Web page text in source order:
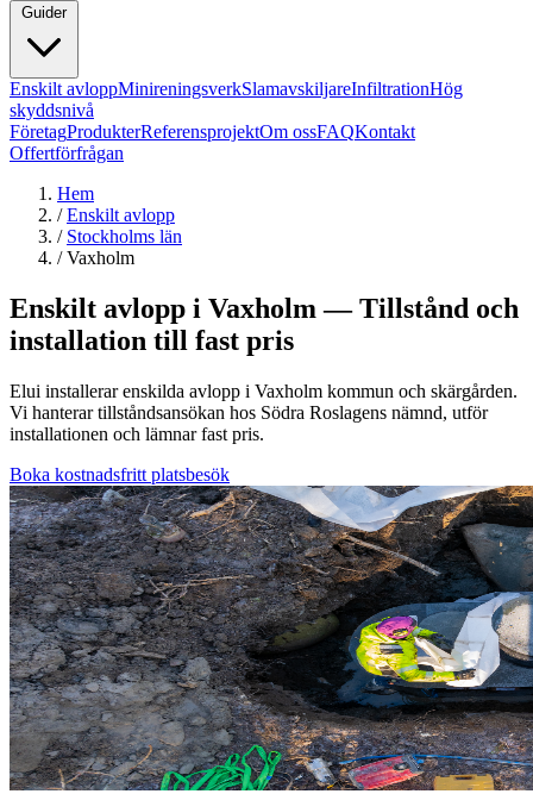
Guider
Enskilt avloppMinireningsverkSlamavskiljareInfiltrationHög
skyddsnivå
FöretagProdukterReferensprojektOm ossFAQKontakt
Offertförfrågan
Hem
/ Enskilt avlopp
/ Stockholms län
/ Vaxholm
Enskilt avlopp i Vaxholm — Tillstånd och
installation till fast pris
Elui installerar enskilda avlopp i Vaxholm kommun och skärgården.
Vi hanterar tillståndsansökan hos Södra Roslagens nämnd, utför
installationen och lämnar fast pris.
Boka kostnadsfritt platsbesök